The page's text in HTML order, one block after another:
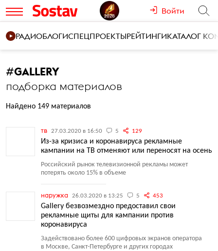
Войти
РАДИОБЛОГИСПЕЦПРОЕКТЫРЕЙТИНГИКАТАЛОГ
#GALLERY
подборка материалов
Найдено 149 материалов
тв 27.03.2020 в 16:50 5 129
Из-за кризиса и коронавируса рекламные
кампании на ТВ отменяют или переносят на осень
Российский рынок телевизионной рекламы может
потерять около 15% в объеме
наружка 26.03.2020 в 13:25 5 453
Gallery безвозмездно предоставил свои
рекламные щиты для кампании против
коронавируса
Задействовано более 600 цифровых экранов оператора
в Москве, Санкт-Петербурге и других городах